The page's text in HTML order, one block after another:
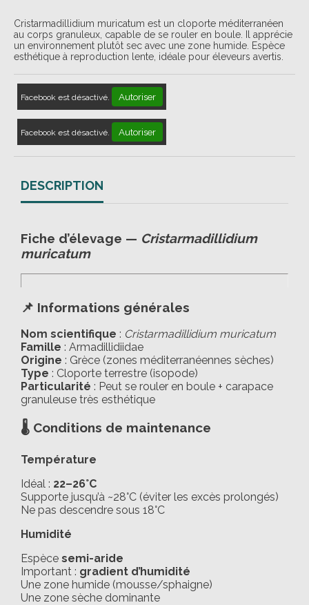
Cristarmadillidium muricatum est un cloporte méditerranéen
au corps granuleux, capable de se rouler en boule. Il apprécie
un environnement plutôt sec avec une zone humide. Espèce
esthétique à reproduction lente, idéale pour éleveurs avertis.
Facebook est désactivé. Autoriser
Facebook est désactivé. Autoriser
DESCRIPTION
Fiche d’élevage — Cristarmadillidium
muricatum
📌 Informations générales
Nom scientifique : Cristarmadillidium muricatum
Famille : Armadillidiidae
Origine : Grèce (zones méditerranéennes sèches)
Type : Cloporte terrestre (isopode)
Particularité : Peut se rouler en boule + carapace
granuleuse très esthétique
🌡️ Conditions de maintenance
Température
Idéal : 22–26°C
Supporte jusqu’à ~28°C (éviter les excès prolongés)
Ne pas descendre sous 18°C
Humidité
Espèce semi-aride
Important : gradient d’humidité
Une zone humide (mousse/sphaigne)
Une zone sèche dominante